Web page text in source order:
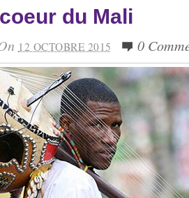
du Mali
12 OCTOBRE 2015 0